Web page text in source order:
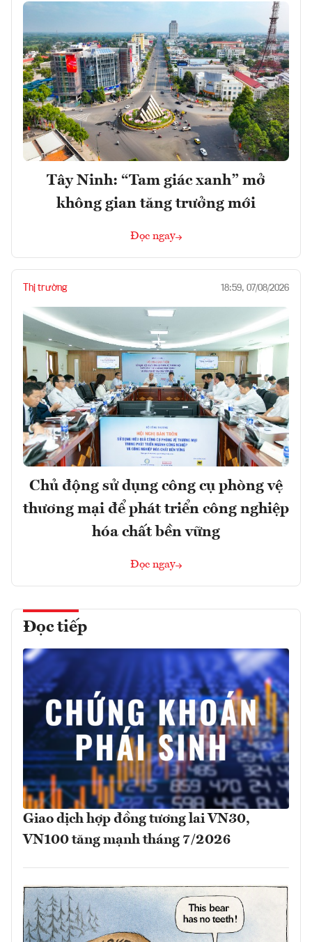
Tây Ninh: “Tam giác xanh” mở
không gian tăng trưởng mới
Đọc ngay
Thị trường 18:59, 07/08/2026
Chủ động sử dụng công cụ phòng vệ
thương mại để phát triển công nghiệp
hóa chất bền vững
Đọc ngay
Đọc tiếp
Giao dịch hợp đồng tương lai VN30,
VN100 tăng mạnh tháng 7/2026